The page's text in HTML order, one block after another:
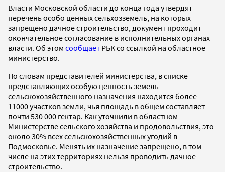
Власти Московской области до конца года утвердят
перечень особо ценных сельхозземель, на которых
запрещено дачное строительство, документ проходит
окончательное согласование в исполнительных органах
власти. Об этом сообщает РБК со ссылкой на областное
министерство.
По словам представителей министерства, в списке
представляющих особую ценность земель
сельскохозяйственного назначения находится более
11000 участков земли, чья площадь в общем составляет
почти 530 000 гектар. Как уточнили в областном
Министерстве сельского хозяйства и продовольствия, это
около 30% всех сельскохозяйственных угодий в
Подмосковье. Менять их назначение запрещено, в том
числе на этих территориях нельзя проводить дачное
строительство.